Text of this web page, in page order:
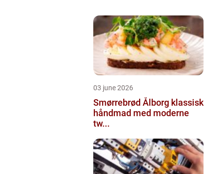
03 june 2026
Smørrebrød Ålborg klassisk
håndmad med moderne
tw...